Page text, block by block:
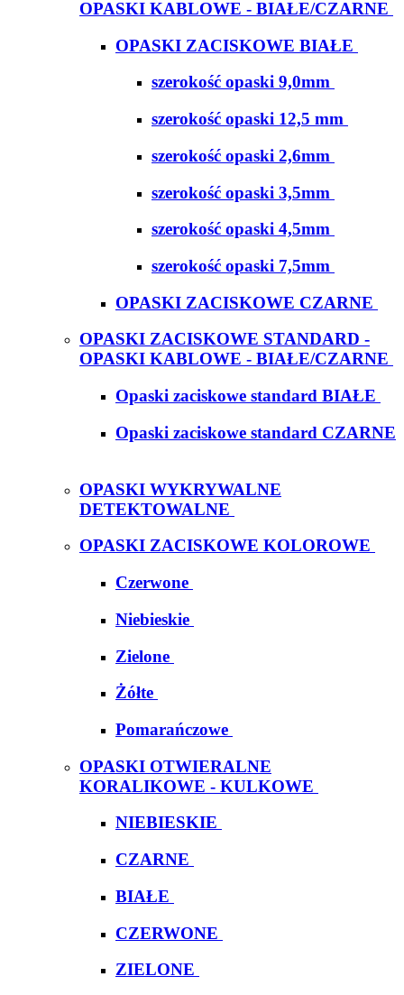
OPASKI KABLOWE - BIAŁE/CZARNE
OPASKI ZACISKOWE BIAŁE
szerokość opaski 9,0mm
szerokość opaski 12,5 mm
szerokość opaski 2,6mm
szerokość opaski 3,5mm
szerokość opaski 4,5mm
szerokość opaski 7,5mm
OPASKI ZACISKOWE CZARNE
OPASKI ZACISKOWE STANDARD -
OPASKI KABLOWE - BIAŁE/CZARNE
Opaski zaciskowe standard BIAŁE
Opaski zaciskowe standard CZARNE
OPASKI WYKRYWALNE
DETEKTOWALNE
OPASKI ZACISKOWE KOLOROWE
Czerwone
Niebieskie
Zielone
Żółte
Pomarańczowe
OPASKI OTWIERALNE
KORALIKOWE - KULKOWE
NIEBIESKIE
CZARNE
BIAŁE
CZERWONE
ZIELONE